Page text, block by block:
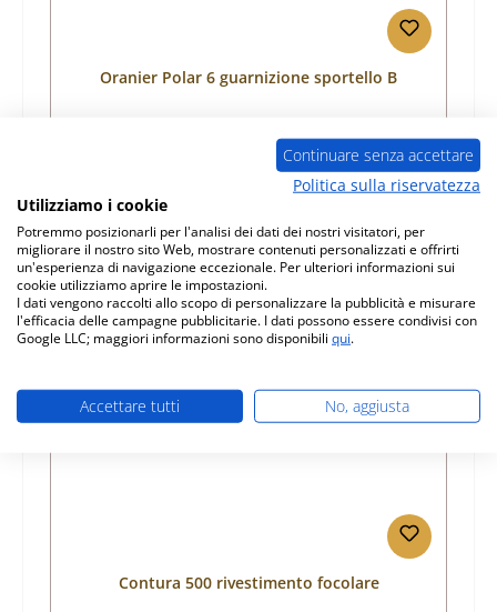
Oranier Polar 6 guarnizione sportello B
Numero di prodotto:01018951
Oranier
Disponibile, tempi di consegna: 4-6 giorni
Dettagli
Contura 500 rivestimento focolare
Continuare senza accettare
Politica sulla riservatezza
Utilizziamo i cookie
Potremmo posizionarli per l'analisi dei dati dei nostri visitatori, per
migliorare il nostro sito Web, mostrare contenuti personalizzati e offrirti
un'esperienza di navigazione eccezionale. Per ulteriori informazioni sui
cookie utilizziamo aprire le impostazioni.
I dati vengono raccolti allo scopo di personalizzare la pubblicità e misurare
l'efficacia delle campagne pubblicitarie. I dati possono essere condivisi con
Google LLC; maggiori informazioni sono disponibili qui.
Accettare tutti No, aggiusta